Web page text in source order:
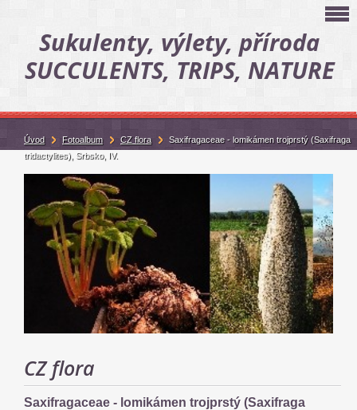
Sukulenty, výlety, příroda
SUCCULENTS, TRIPS, NATURE
CZ flora
Saxifragaceae - lomikámen trojprstý (Saxifraga
Úvod Fotoalbum CZ flora
Saxifragaceae - lomikámen trojprstý (Saxifraga
tridactylites), Srbsko, IV.